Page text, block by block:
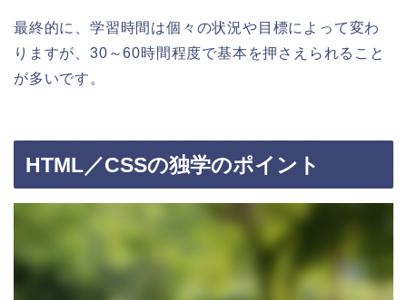
最終的に、学習時間は個々の状況や目標によって変わ
りますが、30～60時間程度で基本を押さえられること
が多いです。
HTML／CSSの独学のポイント